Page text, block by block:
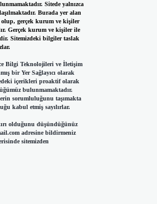
Sitede yalnızca
Burada yer alan
gerçek kurum ve kişiler
Gerçek kurum ve kişiler ile
Sitemizdeki bilgiler taslak
Bilgi Teknolojileri ve İletişim
bir Yer Sağlayıcı olarak
içerikleri proaktif olarak
bulunmamaktadır.
sorumluluğunu taşımakta
kabul etmiş sayılırlar.
olduğunu düşündüğünüz
adresine bildirmeniz
sitemizden